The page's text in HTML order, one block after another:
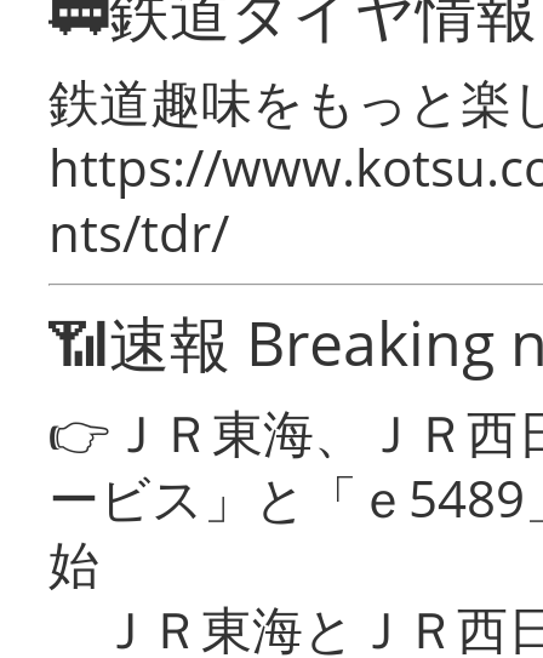
鉄道趣味をもっと楽
https://
nts/tdr/
📶速報 Breaking
👉ＪＲ東海、ＪＲ
ービス」と「ｅ
始
ＪＲ東海とＪＲ西